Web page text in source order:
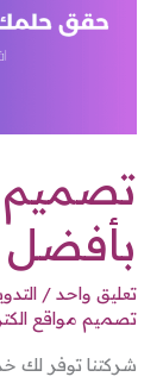
تعليق واحد /
تصميم مواقع
شركتنا توفر لك